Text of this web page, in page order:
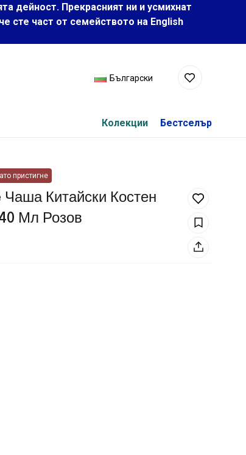
дейност. Прекрасният ни и усмихнат
сте част от семейството на Еnglish
Български
Колекции Бестселър
пристигне
Китайски Костен
Мл Розов